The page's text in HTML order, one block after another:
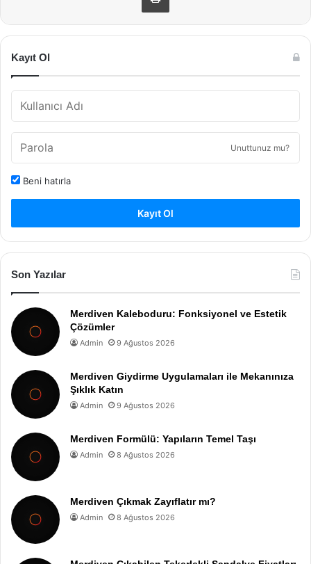
Kayıt Ol
Unuttunuz mu?
Beni hatırla
Kayıt Ol
Son Yazılar
Merdiven Kaleboduru: Fonksiyonel ve Estetik
Çözümler
Admin 9 Ağustos 2026
Merdiven Giydirme Uygulamaları ile Mekanınıza
Şıklık Katın
Admin 9 Ağustos 2026
Merdiven Formülü: Yapıların Temel Taşı
Admin 8 Ağustos 2026
Merdiven Çıkmak Zayıflatır mı?
Admin 8 Ağustos 2026